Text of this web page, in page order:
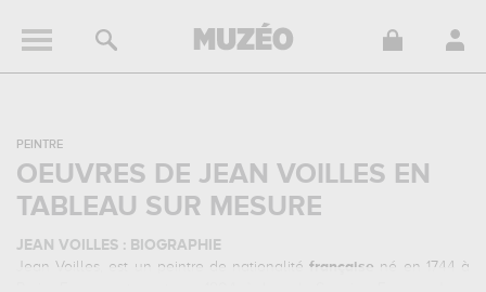
PEINTRE
OEUVRES DE JEAN VOILLES EN
TABLEAU SUR MESURE
JEAN VOILLES : BIOGRAPHIE
Jean Voilles, est un peintre de nationalitéfrançaise né en 1744 à